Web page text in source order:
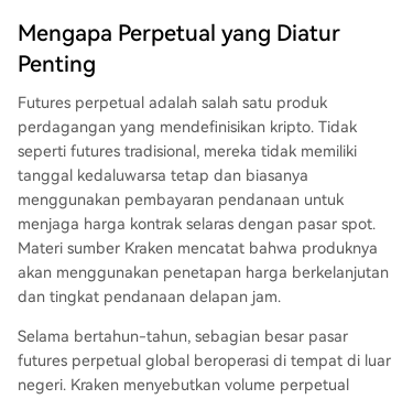
Mengapa Perpetual yang Diatur
Penting
Futures perpetual adalah salah satu produk
perdagangan yang mendefinisikan kripto. Tidak
seperti futures tradisional, mereka tidak memiliki
tanggal kedaluwarsa tetap dan biasanya
menggunakan pembayaran pendanaan untuk
menjaga harga kontrak selaras dengan pasar spot.
Materi sumber Kraken mencatat bahwa produknya
akan menggunakan penetapan harga berkelanjutan
dan tingkat pendanaan delapan jam.
Selama bertahun-tahun, sebagian besar pasar
futures perpetual global beroperasi di tempat di luar
negeri. Kraken menyebutkan volume perpetual